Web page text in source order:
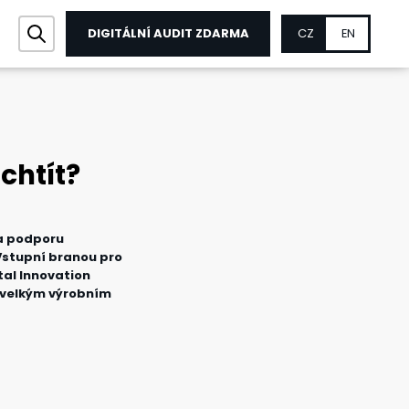
DIGITÁLNÍ AUDIT ZDARMA CZ EN
podporu
branou pro
Innovation
výrobním